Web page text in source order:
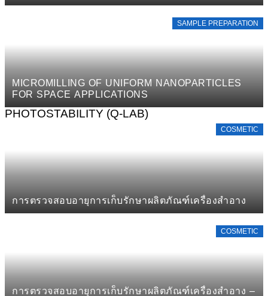
SAMPLE PREPARATION
MICROMILLING OF UNIFORM NANOPARTICLES
FOR SPACE APPLICATIONS
PHOTOSTABILITY (Q-LAB)
COSMETIC
การตรวจสอบอายุการเก็บรักษาผลิตภัณฑ์เครื่องสำอาง
COSMETIC
การตรวจสอบอายุการเก็บรักษาผลิตภัณฑ์เครื่องสำอาง –